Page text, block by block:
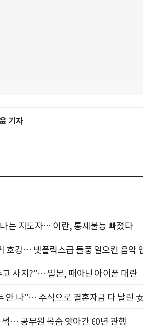
기자
는 지도자… 이란, 통제불능 빠졌다
호강… 넷플릭스급 돌풍 일으킨 음악
고 사지?"… 일본, 때아닌 아이폰 대란
안 나"… 주식으로 결혼자금 다 날린
썩… 공무원 목숨 앗아간 60년 관행